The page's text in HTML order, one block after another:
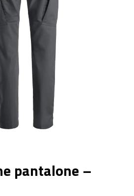
pantalone –